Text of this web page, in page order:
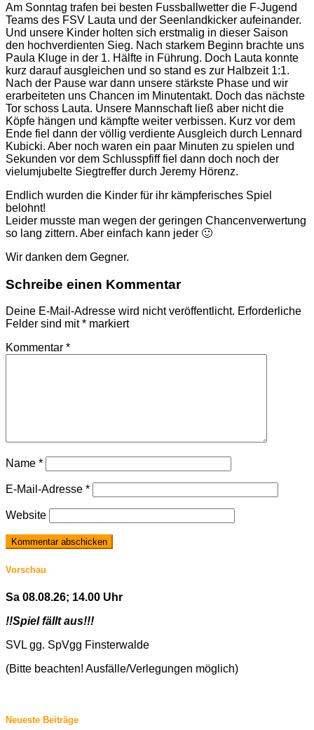
Am Sonntag trafen bei besten Fussballwetter die F-Jugend
Teams des FSV Lauta und der Seenlandkicker aufeinander.
Und unsere Kinder holten sich erstmalig in dieser Saison
den hochverdienten Sieg. Nach starkem Beginn brachte uns
Paula Kluge in der 1. Hälfte in Führung. Doch Lauta konnte
kurz darauf ausgleichen und so stand es zur Halbzeit 1:1.
Nach der Pause war dann unsere stärkste Phase und wir
erarbeiteten uns Chancen im Minutentakt. Doch das nächste
Tor schoss Lauta. Unsere Mannschaft ließ aber nicht die
Köpfe hängen und kämpfte weiter verbissen. Kurz vor dem
Ende fiel dann der völlig verdiente Ausgleich durch Lennard
Kubicki. Aber noch waren ein paar Minuten zu spielen und
Sekunden vor dem Schlusspfiff fiel dann doch noch der
vielumjubelte Siegtreffer durch Jeremy Hörenz.
Endlich wurden die Kinder für ihr kämpferisches Spiel
belohnt!
Leider musste man wegen der geringen Chancenverwertung
so lang zittern. Aber einfach kann jeder 🙂
Wir danken dem Gegner.
Schreibe einen Kommentar
Deine E-Mail-Adresse wird nicht veröffentlicht. Erforderliche
Felder sind mit* markiert
Kommentar *
Name *
E-Mail-Adresse *
Website
Vorschau
Sa 08.08.26; 14.00 Uhr
!!Spiel fällt aus!!!
SVL gg. SpVgg Finsterwalde
(Bitte beachten! Ausfälle/Verlegungen möglich)
Neueste Beiträge